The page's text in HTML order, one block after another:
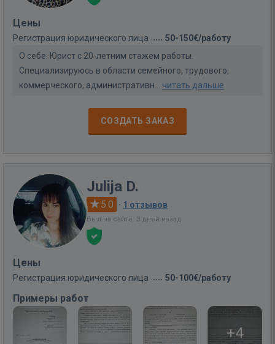
Цены
Регистрация юридического лица
50-150€/работу
О себе: Юрист с 20-летним стажем работы.
Специализируюсь в области семейного, трудового,
коммерческого, административн... читать дальше
СОЗДАТЬ ЗАКАЗ
Julija D.
5.0 · 1 отзывов
Был на сайте: 3 дней назад
Цены
Регистрация юридического лица 50-100€/работу
Примеры работ
+4